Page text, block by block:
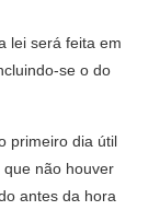
lei será feita em
se o do
primeiro dia útil
não houver
antes da hora